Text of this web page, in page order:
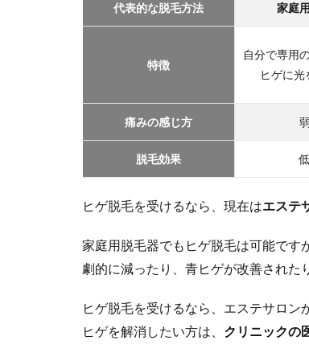
代表的な脱毛方法 家庭
特徴
自分で専用
ヒゲに光
痛みの感じ方
脱毛効果
ヒゲ脱毛を受けるなら、現在はエステ
家庭用脱毛器でもヒゲ脱毛は可能です
劇的に減ったり、青ヒゲが改善された
ヒゲ脱毛を受けるなら、エステサロ
ヒゲを解消したい方は、 クリニックの